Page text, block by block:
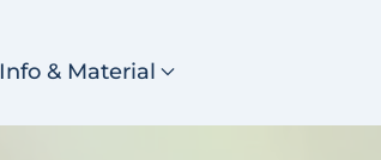
Info & Material